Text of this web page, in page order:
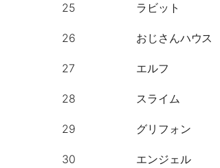
25 ラビット
26 おじさんハウス
27 エルフ
28 スライム
29 グリフォン
30 エンジェル